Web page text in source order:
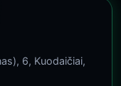
6, Kuodaičiai,